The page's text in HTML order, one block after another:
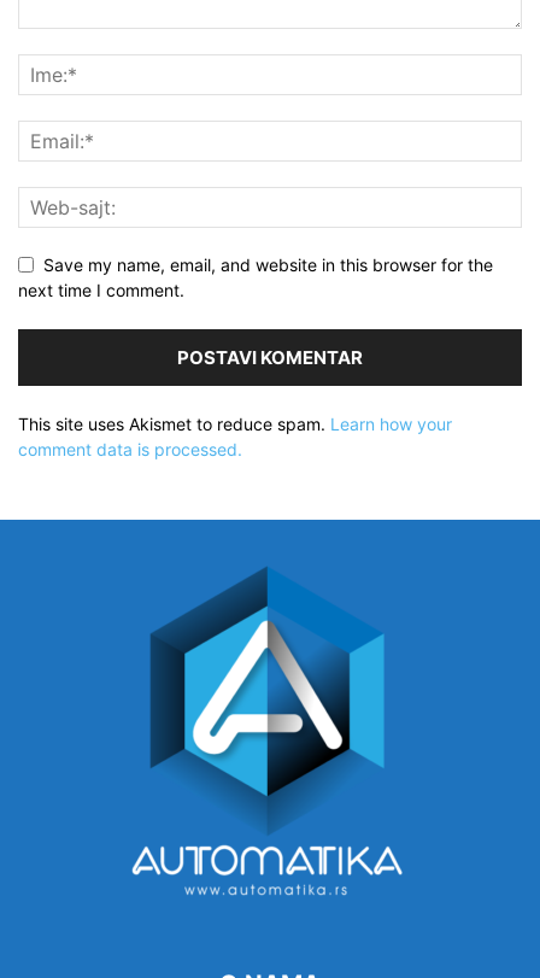
Save my name, email, and website in this browser for the
next time I comment.
This site uses Akismet to reduce spam. Learn how your
comment data is processed.